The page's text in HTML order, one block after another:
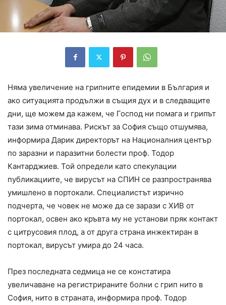
Няма увеличение на грипните епидемии в България и
ако ситуацията продължи в същия дух и в следващите
дни, ще можем да кажем, че Господ ни помага и грипът
тази зима отминава. Рискът за София също отшумява,
информира Дарик директорът на Националния център
по заразни и паразитни болести проф. Тодор
Кантарджиев. Той определи като спекулации
публикациите, че вирусът на СПИН се разпространява
умишлено в портокали. Специалистът изрично
подчерта, че човек не може да се зарази с ХИВ от
портокал, освен ако кръвта му не установи пряк контакт
с цитрусовия плод, а от друга страна инжектиран в
портокал, вирусът умира до 24 часа.
През последната седмица не се констатира
увеличаване на регистрираните болни с грип нито в
София, нито в страната, информира проф. Тодор